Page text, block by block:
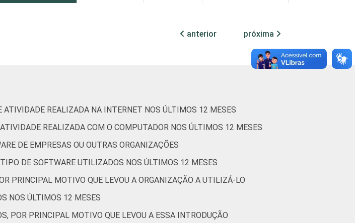
da Sociedade da Informação (Cetic.br), Pesquisa sobre o uso das
lucrativos brasileiras - TIC Organizações Sem Fins Lucrativos 2016
anterior próxima
REALIZADA NA INTERNET NOS ÚLTIMOS 12 MESES
REALIZADA COM O COMPUTADOR NOS ÚLTIMOS 12 MESES
DE EMPRESAS OU OUTRAS ORGANIZAÇÕES
DE SOFTWARE UTILIZADOS NOS ÚLTIMOS 12 MESES
PRINCIPAL MOTIVO QUE LEVOU A ORGANIZAÇÃO A UTILIZÁ-LO
NOS ÚLTIMOS 12 MESES
POR PRINCIPAL MOTIVO QUE LEVOU A ESSA INTRODUÇÃO